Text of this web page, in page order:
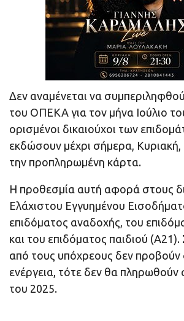
Δεν αναμένεται να
του ΟΠΕΚΑ για τον μήνα Ιούλιο
ορισμένοι δικαιούχοι των
εκδώσουν μέχρι σήμερα, Κυριακή,
την προπληρωμένη κάρτα.
Η προθεσμία αυτή αφορά στους
Ελάχιστου Εγγυημένου
επιδόματος αναδοχής, του
και του επιδόματος παιδιού
από τους υπόχρεους δεν προβούν
ενέργεια, τότε δεν θα πληρωθούν
του 2025.